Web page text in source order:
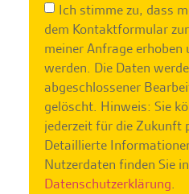
Ich stimme zu, dass
dem Kontaktformular
meiner Anfrage erhoben
werden. Die Daten
abgeschlossener
gelöscht. Hinweis: Sie
jederzeit für die Zukunft
Detaillierte
Nutzerdaten finden Sie
Datenschutzerklärung.